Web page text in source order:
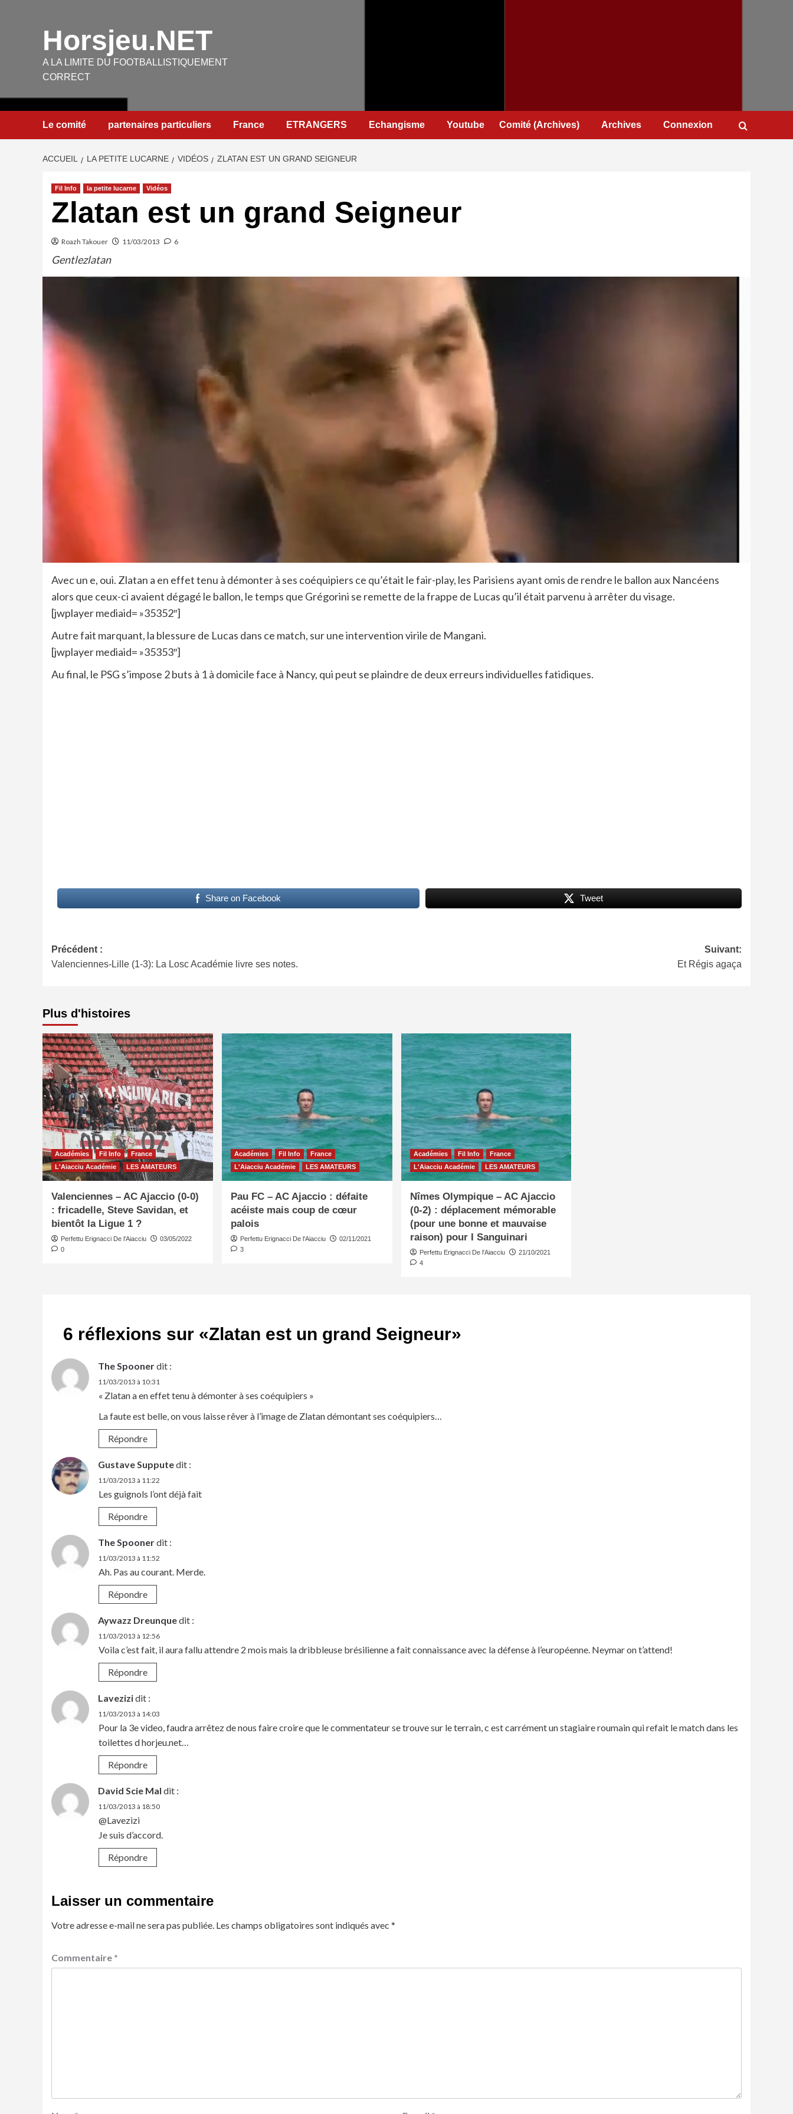
Horsjeu.NET
A LA LIMITE DU FOOTBALLISTIQUEMENT
CORRECT
Le comité partenaires particuliers France ETRANGERS Echangisme Youtube Comité (Archives) Archives Connexion
ACCUEIL LA PETITE LUCARNE VIDÉOS ZLATAN EST UN GRAND SEIGNEUR
Fil Info la petite lucarne Vidéos
Zlatan est un grand Seigneur
Roazh Takouer 11/03/2013 6
Gentlezlatan
Avec un e, oui. Zlatan a en effet tenu à démonter à ses coéquipiers ce qu’était le fair-play, les Parisiens ayant omis de rendre le ballon aux Nancéens
alors que ceux-ci avaient dégagé le ballon, le temps que Grégorini se remette de la frappe de Lucas qu’il était parvenu à arrêter du visage.
[jwplayer mediaid= »35352″]
Autre fait marquant, la blessure de Lucas dans ce match, sur une intervention virile de Mangani.
[jwplayer mediaid= »35353″]
Au final, le PSG s’impose 2 buts à 1 à domicile face à Nancy, qui peut se plaindre de deux erreurs individuelles fatidiques.
Share on Facebook Tweet
Navigation
d’article
Précédent :
Valenciennes-Lille (1-3): La Losc Académie livre ses notes.
Suivant:
Et Régis agaça
Plus d'histoires
Académies Fil Info
France
L'Aiacciu Académie
LES AMATEURS
Valenciennes – AC Ajaccio (0-0)
: fricadelle, Steve Savidan, et
bientôt la Ligue 1 ?
Perfettu Erignacci De l'Aiacciu
03/05/2022
0
Académies Fil Info
France
L'Aiacciu Académie
LES AMATEURS
Pau FC – AC Ajaccio : défaite
acéiste mais coup de cœur
palois
Perfettu Erignacci De l'Aiacciu
02/11/2021
3
Académies Fil Info
France
L'Aiacciu Académie
LES AMATEURS
Nîmes Olympique – AC Ajaccio
(0-2) : déplacement mémorable
(pour une bonne et mauvaise
raison) pour I Sanguinari
Perfettu Erignacci De l'Aiacciu
21/10/2021
4
6 réflexions sur «Zlatan est un grand Seigneur»
The Spoonerdit :
11/03/2013 à 10:31
« Zlatan a en effet tenu à démonter à ses coéquipiers »
La faute est belle, on vous laisse rêver à l’image de Zlatan démontant ses coéquipiers…
Répondre
Gustave Supputedit :
11/03/2013 à 11:22
Les guignols l’ont déjà fait
Répondre
The Spoonerdit :
11/03/2013 à 11:52
Ah. Pas au courant. Merde.
Répondre
Aywazz Dreunquedit :
11/03/2013 à 12:56
Voila c’est fait, il aura fallu attendre 2 mois mais la dribbleuse brésilienne a fait connaissance avec la défense à l’européenne. Neymar on t’attend!
Répondre
Lavezizidit :
11/03/2013 à 14:03
Pour la 3e video, faudra arrêtez de nous faire croire que le commentateur se trouve sur le terrain, c est carrément un stagiaire roumain qui refait le match dans les
toilettes d horjeu.net…
Répondre
David Scie Mal dit :
11/03/2013 à 18:50
@Lavezizi
Je suis d’accord.
Répondre
Laisser un commentaire
Votre adresse e-mail ne sera pas publiée. Les champs obligatoires sont indiqués avec *
Commentaire *